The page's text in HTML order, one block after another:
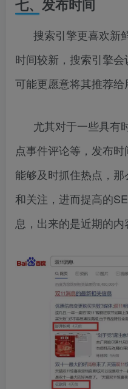
七、发布时间
搜索引擎更喜欢新
时间较新，搜索引擎
可能更愿意将其推荐给
尤其对于一些具有
点事件评论等，发布
能够及时抓住热点，
和关注，进而提高的
息，出来的是近期的内